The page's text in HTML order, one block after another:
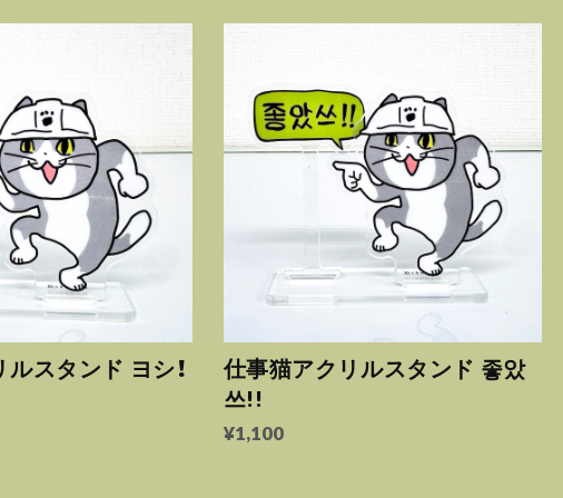
スタンド ヨシ！
仕事猫アクリルスタンド 좋았
쓰!!
¥1,100